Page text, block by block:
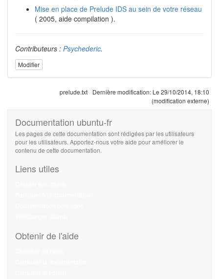
Mise en place de Prelude IDS au sein de votre réseau
( 2005, aide compilation ).
Contributeurs : Psychederic.
Modifier
prelude.txt Dernière modification: Le 29/10/2014, 18:10
(modification externe)
Documentation ubuntu-fr
Les pages de cette documentation sont rédigées par les utilisateurs
pour les utilisateurs. Apportez-nous votre aide pour améliorer le
contenu de cette documentation.
Liens utiles
Obtenir de l'aide